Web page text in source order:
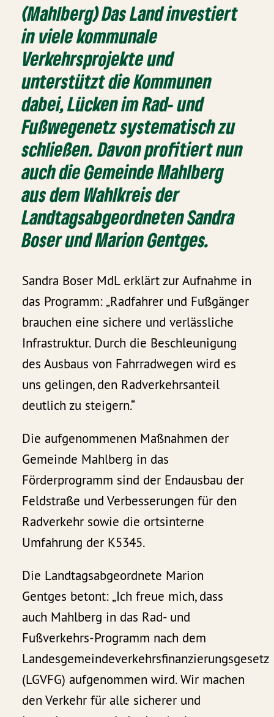
(Mahlberg) Das Land investiert
in viele kommunale
Verkehrsprojekte und
unterstützt die Kommunen
dabei, Lücken im Rad- und
Fußwegenetz systematisch zu
schließen. Davon profitiert nun
auch die Gemeinde Mahlberg
aus dem Wahlkreis der
Landtagsabgeordneten Sandra
Boser und Marion Gentges.
Sandra Boser MdL erklärt zur Aufnahme in
das Programm: „Radfahrer und Fußgänger
brauchen eine sichere und verlässliche
Infrastruktur. Durch die Beschleunigung
des Ausbaus von Fahrradwegen wird es
uns gelingen, den Radverkehrsanteil
deutlich zu steigern.“
Die aufgenommenen Maßnahmen der
Gemeinde Mahlberg in das
Förderprogramm sind der Endausbau der
Feldstraße und Verbesserungen für den
Radverkehr sowie die ortsinterne
Umfahrung der K5345.
Die Landtagsabgeordnete Marion
Gentges betont: „Ich freue mich, dass
auch Mahlberg in das Rad- und
Fußverkehrs-Programm nach dem
Landesgemeindeverkehrsfinanzierungsgesetz
(LGVFG) aufgenommen wird. Wir machen
den Verkehr für alle sicherer und